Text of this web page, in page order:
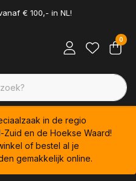
€ 100,- in NL!
0
in de regio
en de Hoekse Waard!
of bestel al je
gemakkelijk online.